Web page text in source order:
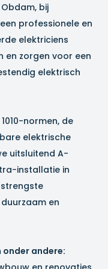
Obdam, bij
professionele en
elektriciens
en zorgen voor een
elektrisch
normen, de
elektrische
uitsluitend A-
installatie in
en
andere: